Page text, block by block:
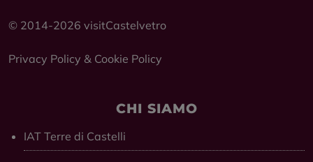
© 2014-2026 visitCastelvetro
Privacy Policy & Cookie Policy
CHI SIAMO
IAT Terre di Castelli